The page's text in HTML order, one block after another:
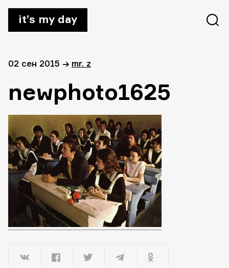
it’s my day
02 сен 2015 → mr. z
newphoto1625